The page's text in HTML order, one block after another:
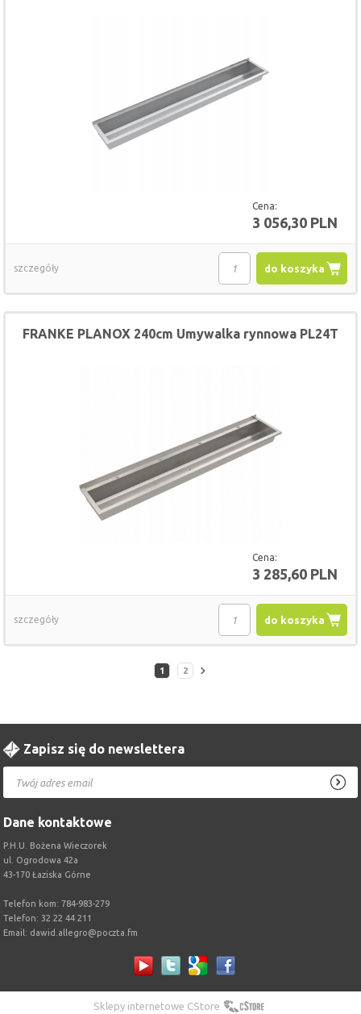
Cena:
3 056,30 PLN
do koszyka
szczegóły
Cena:
3 285,60 PLN
FRANKE PLANOX 240cm Umywalka rynnowa PL24T
do koszyka
szczegóły
1 2
Zapisz się do newslettera
Dane kontaktowe
P.H.U. Bożena Wieczorek
ul. Ogrodowa 42a
43-170 Łaziska Górne
Telefon kom: 784-983-279
Telefon: 32 22 44 211
Email: dawid.allegro@poczta.fm
Sklepy internetowe CStore